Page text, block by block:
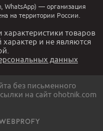
WhatsApp) — организация
на территории России.
товаров
и не являются
данных
без письменного
на сайт ohotnik.com